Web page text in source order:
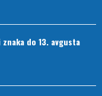
do 13. avgusta